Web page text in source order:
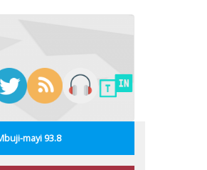
mayi 93.8